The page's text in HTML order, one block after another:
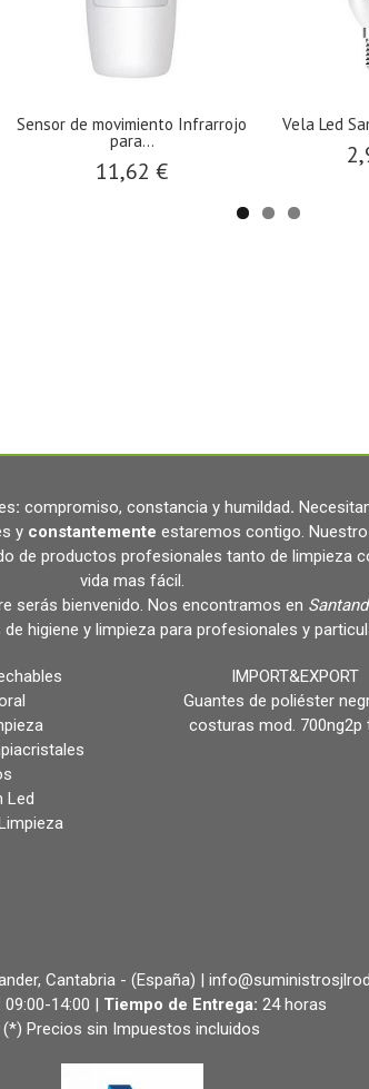
Sensor de movimiento Infrarrojo
para...
11,62 €
Vela Led
:compromiso, constancia y humildad.
y constantemente estaremos contigo.
de productos profesionales tanto de limpieza
vida mas fácil.
serás bienvenido. Nos encontramos en
higiene y limpieza para profesionales y
Led
IMPORT&EXPORT
Guantes de poliéster
costuras mod. 700ng2p
Cantabria - (España) |
09:00-14:00 | Tiempo de Entrega: 24 horas
(*) Precios sin Impuestos incluidos